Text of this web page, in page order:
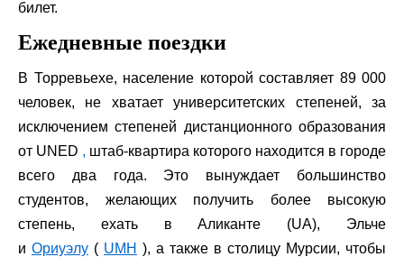
билет.
Ежедневные поездки
В Торревьехе, население которой составляет 89 000
человек, не хватает университетских степеней, за
исключением степеней дистанционного образования
от UNED , штаб-квартира которого находится в городе
всего два года. Это вынуждает большинство
студентов, желающих получить более высокую
степень, ехать в Аликанте (UA), Эльче
и Ориуэлу ( UMH ), а также в столицу Мурсии, чтобы